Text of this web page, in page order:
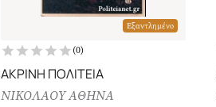
Εξαντλημένο
(0)
ΑΚΡΙΝΗ ΠΟΛΙΤΕΙΑ
ΝΙΚΟΛΑΟΥ ΑΘΗΝΑ